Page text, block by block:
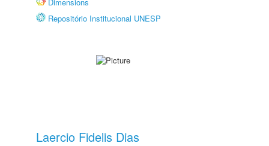
Repositório Institucional UNESP
Laercio Fidelis Dias